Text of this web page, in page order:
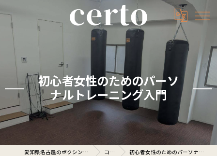
初心者女性のためのパーソ
ナルトレーニング入門
愛知県名古屋のボクシングジムならcerto コラム 初心者女性のためのパーソナルトレーニング入門